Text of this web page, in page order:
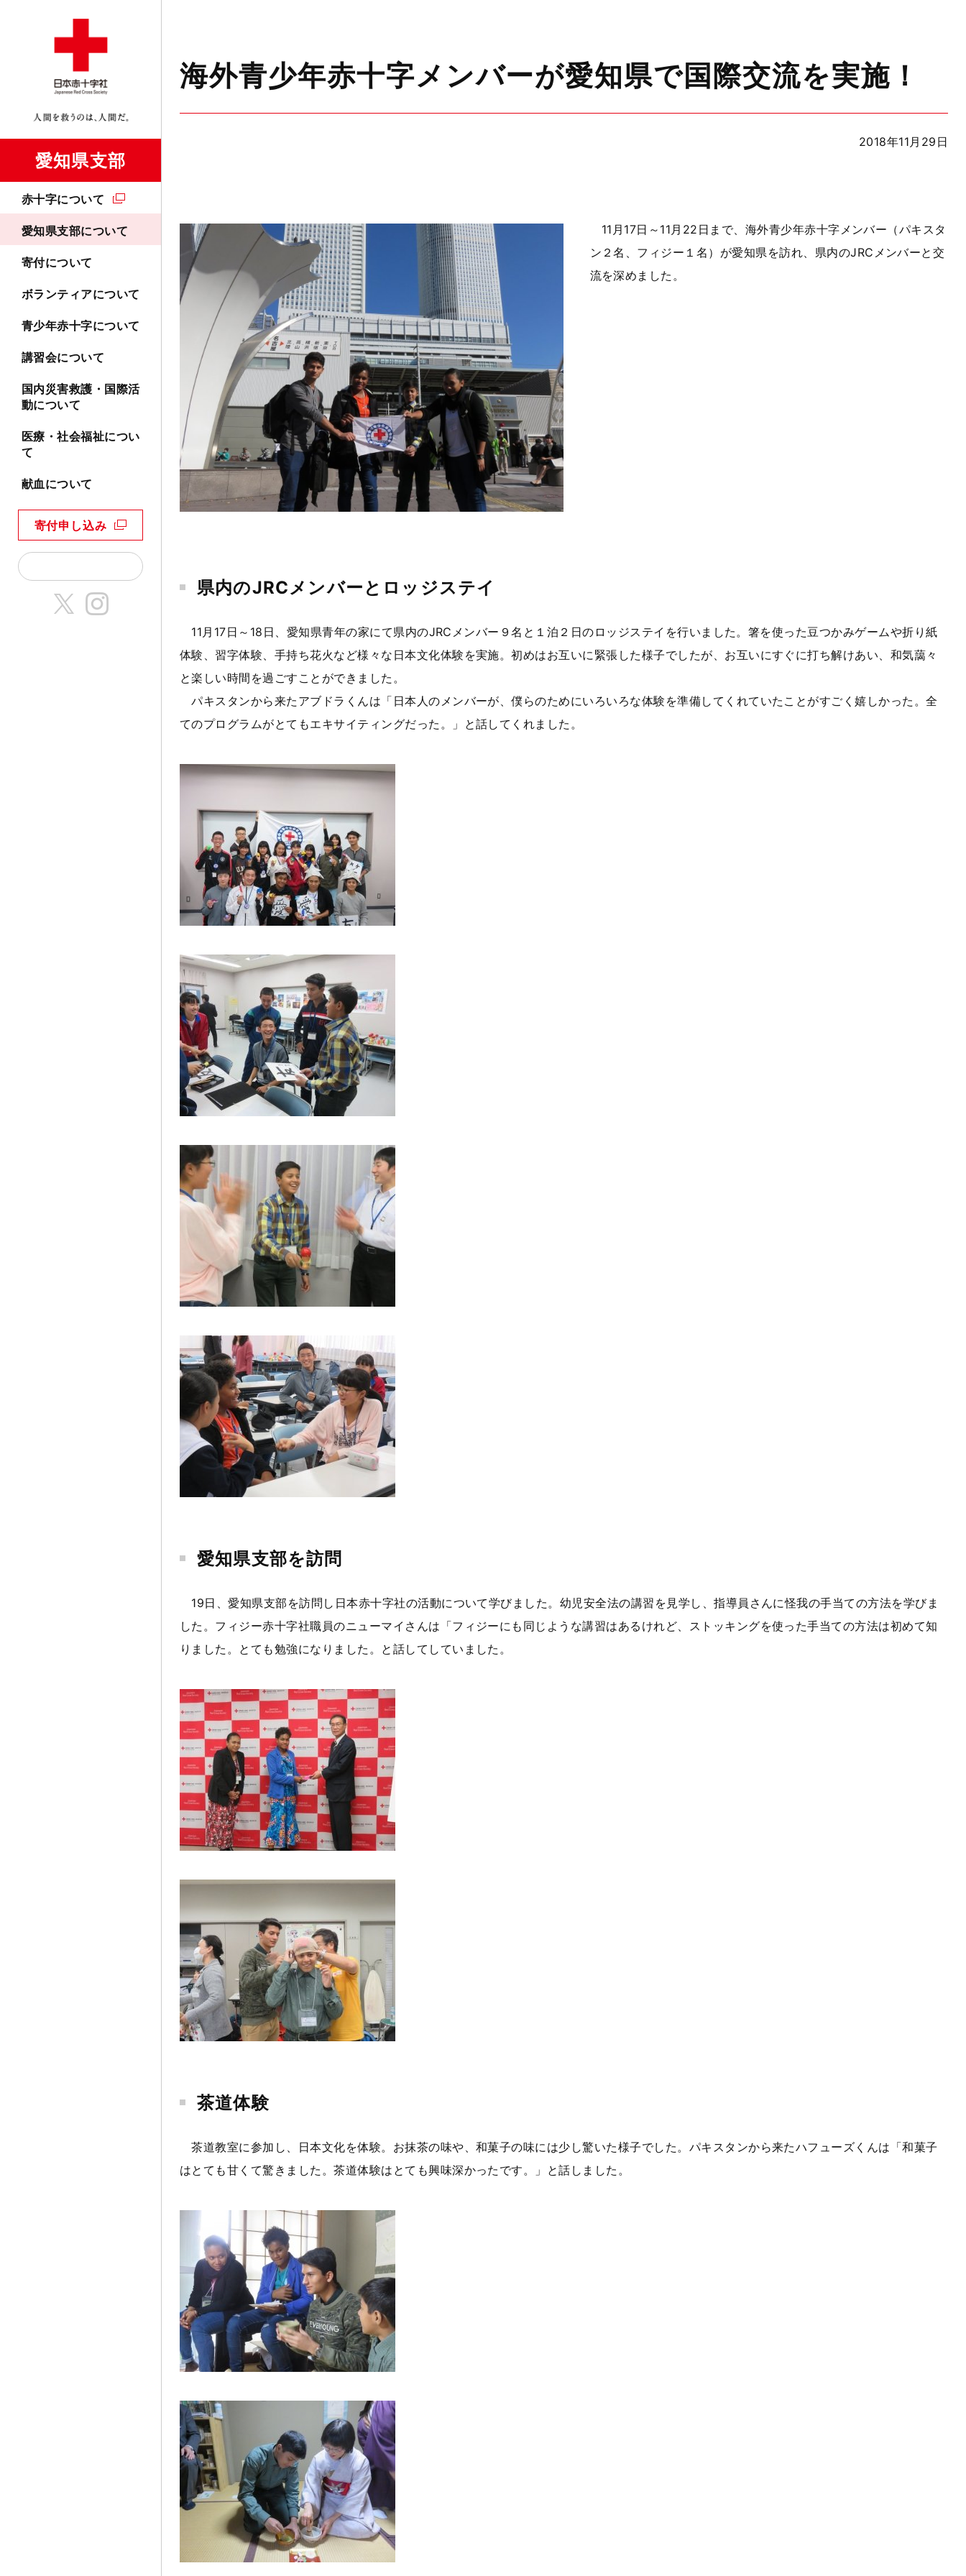
愛知県支部
赤十字について
愛知県支部について
寄付について
ボランティアについて
青少年赤十字について
講習会について
国内災害救護・国際活
動について
医療・社会福祉につい
て
献血について
寄付申し込み
海外青少年赤十字メンバーが愛知県で国際交流を実施！
2018年11月29日
11月17日～11月22日まで、海外青少年赤十字メンバー（パキスタ
ン２名、フィジー１名）が愛知県を訪れ、県内のJRCメンバーと交
流を深めました。
県内のJRCメンバーとロッジステイ
11月17日～18日、愛知県青年の家にて県内のJRCメンバー９名と１泊２日のロッジステイを行いました。箸を使った豆つかみゲームや折り紙
体験、習字体験、手持ち花火など様々な日本文化体験を実施。初めはお互いに緊張した様子でしたが、お互いにすぐに打ち解けあい、和気藹々
と楽しい時間を過ごすことができました。
パキスタンから来たアブドラくんは「日本人のメンバーが、僕らのためにいろいろな体験を準備してくれていたことがすごく嬉しかった。全
てのプログラムがとてもエキサイティングだった。」と話してくれました。
愛知県支部を訪問
19日、愛知県支部を訪問し日本赤十字社の活動について学びました。幼児安全法の講習を見学し、指導員さんに怪我の手当ての方法を学びま
した。フィジー赤十字社職員のニューマイさんは「フィジーにも同じような講習はあるけれど、ストッキングを使った手当ての方法は初めて知
りました。とても勉強になりました。と話してしていました。
茶道体験
茶道教室に参加し、日本文化を体験。お抹茶の味や、和菓子の味には少し驚いた様子でした。パキスタンから来たハフューズくんは「和菓子
はとても甘くて驚きました。茶道体験はとても興味深かったです。」と話しました。